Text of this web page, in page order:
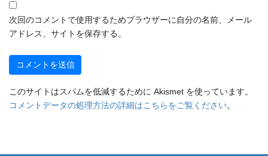
次回のコメントで使用するためブラウザーに自分の名前、メール
アドレス、サイトを保存する。
このサイトはスパムを低減するために Akismet を使っています。
コメントデータの処理方法の詳細はこちらをご覧ください。